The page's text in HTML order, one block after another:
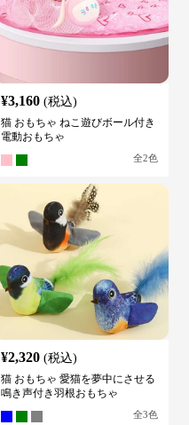
¥3,160 (税込)
猫 おもちゃ ねこ遊びボール付き
電動おもちゃ
全2色
¥2,320 (税込)
猫 おもちゃ 愛猫を夢中にさせる
鳴き声付き羽根おもちゃ
全3色